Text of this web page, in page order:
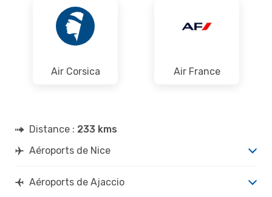
Air Corsica Air France
Distance : 233 kms
Aéroports de Nice
Aéroports de Ajaccio